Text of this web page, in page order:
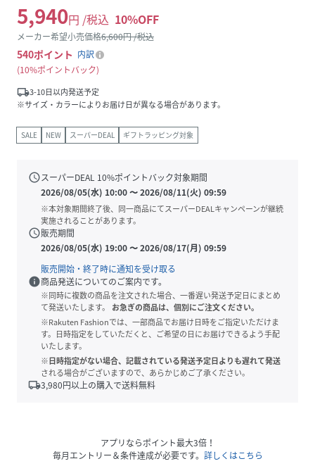
5,940円 /税込 10%OFF
メーカー希望小売価格6,600円 /税込
540ポイント 内訳
10%ポイントバック
local_shipping3-10日以内発送予定
※サイズ・カラーによりお届け日が異なる場合があります。
SALE NEW スーパーDEAL ギフトラッピング対象
scheduleスーパーDEAL 10%ポイントバック対象期間
2026/08/05(水) 10:00〜2026/08/11(火) 09:59
※本対象期間終了後、同一商品にてスーパーDEALキャンペーンが継続
実施されることがあります。
schedule販売期間
2026/08/05(水) 19:00〜2026/08/17(月) 09:59
販売開始・終了時に通知を受け取る
info商品発送についてのご案内です。
※同時に複数の商品を注文された場合、一番遅い発送予定日にまとめ
て発送いたします。
お急ぎの商品は、個別にご注文ください。
※Rakuten Fashionでは、一部商品でお届け日時をご指定いただけま
す。日時指定をしていただくと、ご希望の日にお届けできるよう手配
いたします。
※日時指定がない場合、記載されている発送予定日よりも遅れて発送
される場合がございますので、あらかじめご了承ください。
local_shipping3,980円以上の購入で送料無料
アプリならポイント最大3倍！
毎月エントリー＆条件達成が必要です。 詳しくはこちら